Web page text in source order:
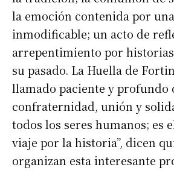
la emoción contenida por
inmodificable; un acto de
arrepentimiento por
su pasado. La Huella de
llamado paciente y profundo
confraternidad, unión y
todos los seres humanos; es
viaje por la historia”, dicen
organizan esta interesante